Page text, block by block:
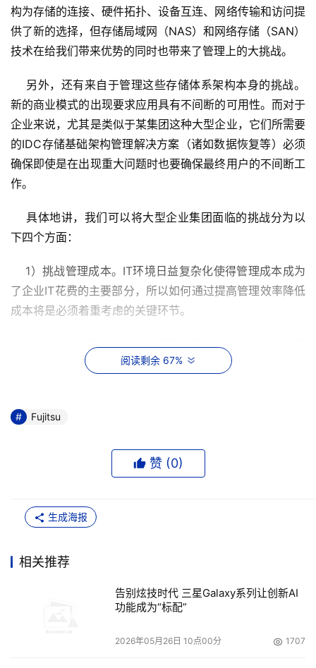
构为存储的连接、硬件拓扑、设备互连、网络传输和访问提
供了新的选择，但存储局域网（NAS）和网络存储（SAN）
技术在给我们带来优势的同时也带来了管理上的大挑战。
另外，还有来自于管理这些存储体系架构本身的挑战。
新的商业模式的出现要求应用具有不间断的可用性。而对于
企业来说，尤其是类似于某集团这种大型企业，它们所需要
的IDC存储基础架构管理解决方案（诸如数据恢复等）必须
确保即使是在出现重大问题时也要确保最终用户的不间断工
作。
具体地讲，我们可以将大型企业集团面临的挑战分为以
下四个方面：
1）挑战管理成本。IT环境日益复杂化使得管理成本成为
了企业IT花费的主要部分，所以如何通过提高管理效率降低
成本将是必须着重考虑的关键环节。
2）挑战高可用性。信息必须是可用的和完全有效的，而
无论它保存在何处，根据集团内各用户的要求能够快速重新
快速支持新应用、不断变化的性能要求和新的服务器，异构
平台将逐步成为规范。
4）挑战高性能。关键信息系统必须永不停顿，系统应该
能够提供全面的数据保护和恢复功能，大幅度降低数据备份
因此，大型集团企业不仅需要领先的存储技术，更需要
一种将各种存储技术都包容在一起的存储管理体系。对存储
阅读剩余 67%
Fujitsu
赞 (0)
生成海报
相关推荐
告别炫技时代 三星Galaxy系列让创新AI
功能成为“标配”
2026年05月26日 10点00分 1707